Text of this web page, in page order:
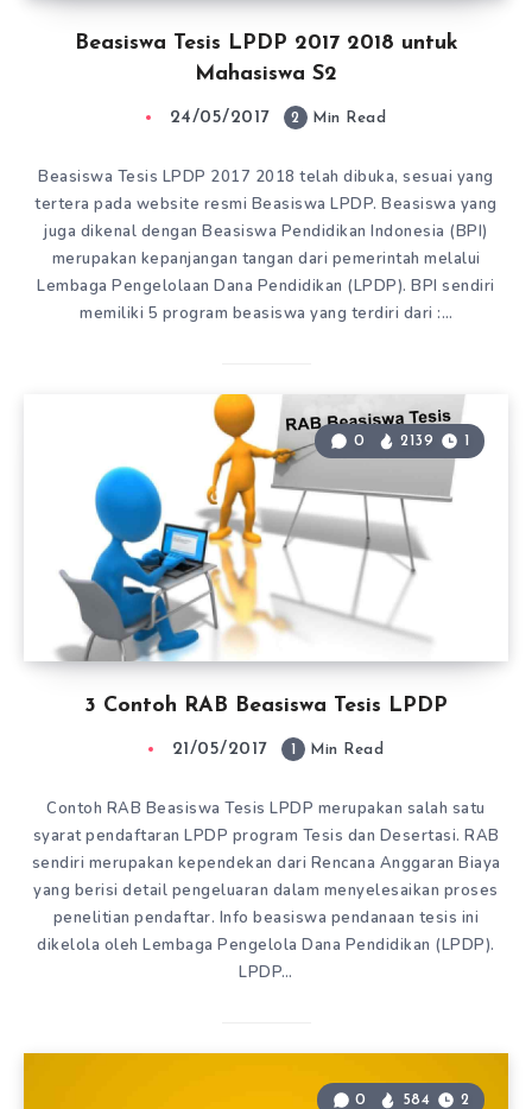
Beasiswa Tesis LPDP 2017 2018 untuk
Mahasiswa S2
24/05/2017 2 Min Read
Beasiswa Tesis LPDP 2017 2018 telah dibuka, sesuai yang
tertera pada website resmi Beasiswa LPDP. Beasiswa yang
juga dikenal dengan Beasiswa Pendidikan Indonesia (BPI)
merupakan kepanjangan tangan dari pemerintah melalui
Lembaga Pengelolaan Dana Pendidikan (LPDP). BPI sendiri
memiliki 5 program beasiswa yang terdiri dari :…
3 Contoh RAB Beasiswa Tesis LPDP
0 2139 1
21/05/2017 1 Min Read
Contoh RAB Beasiswa Tesis LPDP merupakan salah satu
syarat pendaftaran LPDP program Tesis dan Desertasi. RAB
sendiri merupakan kependekan dari Rencana Anggaran Biaya
yang berisi detail pengeluaran dalam menyelesaikan proses
penelitian pendaftar. Info beasiswa pendanaan tesis ini
dikelola oleh Lembaga Pengelola Dana Pendidikan (LPDP).
LPDP…
0 584 2